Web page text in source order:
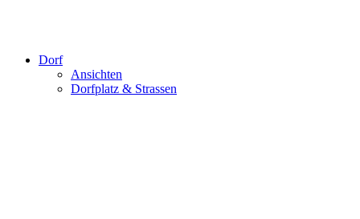
Dorf
Ansichten
Dorfplatz & Strassen